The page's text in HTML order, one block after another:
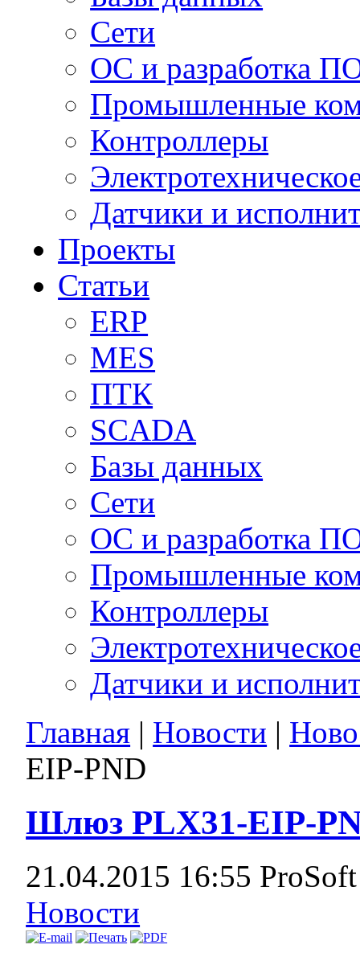
Сети
ОС и разработка
Промышленные
Контроллеры
Датчики и
Проекты
Статьи
ERP
MES
ПТК
SCADA
Базы данных
Сети
ОС и разработка
Промышленные
Контроллеры
Датчики и
Главная | Новости |
EIP-PND
Шлюз PLX31-EIP-
21.04.2015 16:55
Новости